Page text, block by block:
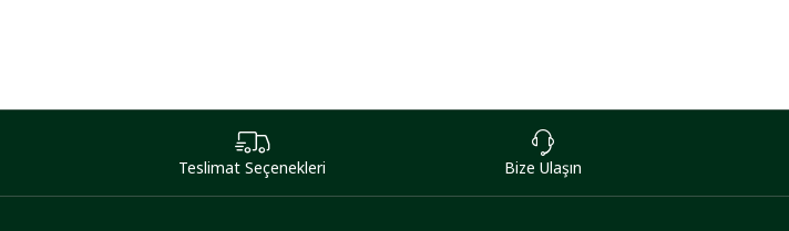
Teslimat Seçenekleri Bize Ulaşın